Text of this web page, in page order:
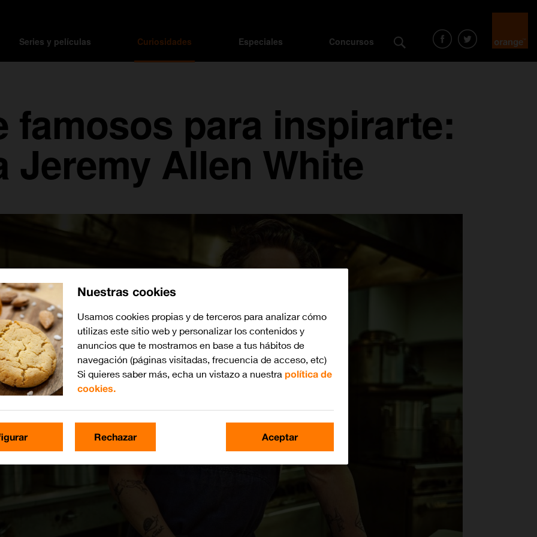
Series y películas Curiosidades Especiales Concursos
famosos para inspirarte:
Jeremy Allen White
Nuestras cookies
Usamos cookies propias y de terceros para analizar cómo
utilizas este sitio web y personalizar los contenidos y
anuncios que te mostramos en base a tus hábitos de
navegación (páginas visitadas, frecuencia de acceso, etc)
Si quieres saber más, echa un vistazo a nuestra política de
cookies.
Rechazar Aceptar